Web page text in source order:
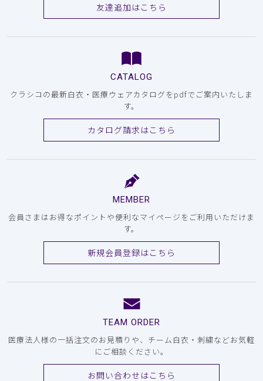
友達追加はこちら
CATALOG
クラシコの最新白衣・医療ウェアカタログをpdfでご案内いたしま
す。
カタログ請求はこちら
MEMBER
会員さまはお得なポイントや便利なマイページをご利用いただけま
す。
新規会員登録はこちら
TEAM ORDER
医療法人様の一括注文のお見積りや、チーム白衣・刺繍などお気軽
にご相談ください。
お問い合わせはこちら